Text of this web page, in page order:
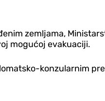
zemljama,
mogućoj evakuaciji.
konzularnim